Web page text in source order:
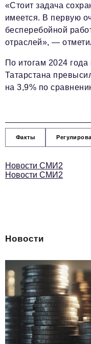
«Стоит задача
имеется. В первую
бесперебойной
отраслей», —
По итогам 2024
Татарстана
на 3,9% по
Факты
Новости СМИ2
Новости СМИ2
Новости